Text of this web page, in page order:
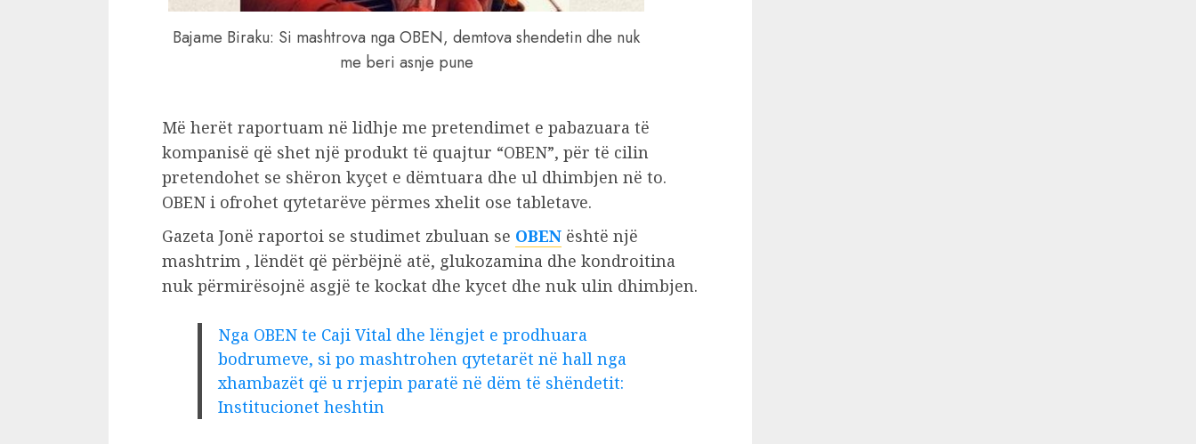
Bajame Biraku: Si mashtrova nga OBEN, demtova shendetin dhe nuk
me beri asnje pune
Më herët raportuam në lidhje me pretendimet e pabazuara të
kompanisë që shet një produkt të quajtur “OBEN”, për të cilin
pretendohet se shëron kyçet e dëmtuara dhe ul dhimbjen në to.
OBEN i ofrohet qytetarëve përmes xhelit ose tabletave.
Gazeta Jonë raportoi se studimet zbuluan se OBEN është një
mashtrim , lëndët që përbëjnë atë, glukozamina dhe kondroitina
nuk përmirësojnë asgjë te kockat dhe kycet dhe nuk ulin dhimbjen.
Nga OBEN te Caji Vital dhe lëngjet e prodhuara
bodrumeve, si po mashtrohen qytetarët në hall nga
xhambazët që u rrjepin paratë në dëm të shëndetit:
Institucionet heshtin